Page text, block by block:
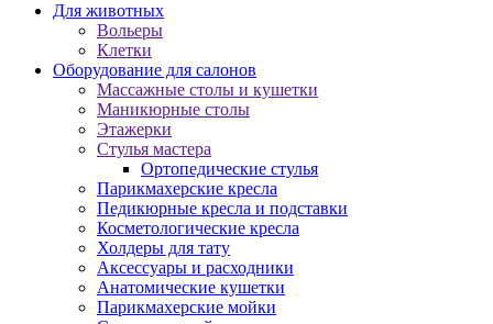
Для животных
Вольеры
Клетки
Оборудование для салонов
Массажные столы и кушетки
Маникюрные столы
Этажерки
Стулья мастера
Ортопедические стулья
Парикмахерские кресла
Педикюрные кресла и подставки
Косметологические кресла
Холдеры для тату
Аксессуары и расходники
Анатомические кушетки
Парикмахерские мойки